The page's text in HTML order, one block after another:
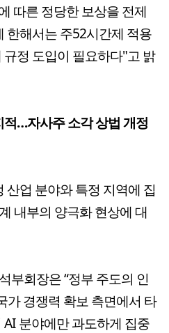
따른 정당한 보상을 전제
한해서는 주52시간제 적용
정 도입이 필요하다"고 밝
…자사주 소각 상법 개정
산업 분야와 특정 지역에 집
내부의 양극화 현상에 대
부회장은 “정부 주도의 인
가 경쟁력 확보 측면에서 타
분야에만 과도하게 집중